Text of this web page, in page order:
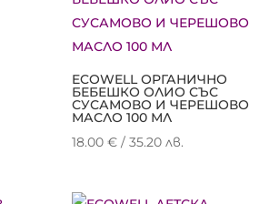
ECOWELL ОРГАНИЧНО
БЕБЕШКО ОЛИО СЪС
СУСАМОВО И ЧЕРЕШОВО
МАСЛО 100 МЛ
18.00€ / 35.20 лв.